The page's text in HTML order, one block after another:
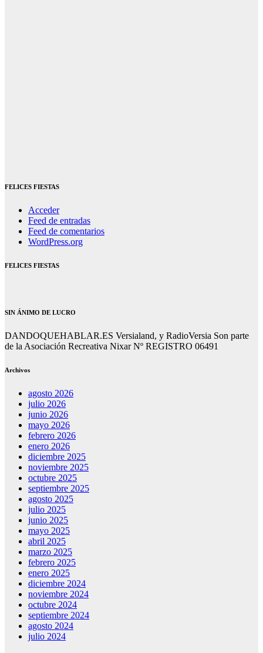
FELICES FIESTAS
Acceder
Feed de entradas
Feed de comentarios
WordPress.org
FELICES FIESTAS
SIN ÁNIMO DE LUCRO
DANDOQUEHABLAR.ES Versialand, y RadioVersia Son parte
de la Asociación Recreativa Nixar Nº REGISTRO 06491
Archivos
agosto 2026
julio 2026
junio 2026
mayo 2026
febrero 2026
enero 2026
diciembre 2025
noviembre 2025
octubre 2025
septiembre 2025
agosto 2025
julio 2025
junio 2025
mayo 2025
abril 2025
marzo 2025
febrero 2025
enero 2025
diciembre 2024
noviembre 2024
octubre 2024
septiembre 2024
agosto 2024
julio 2024